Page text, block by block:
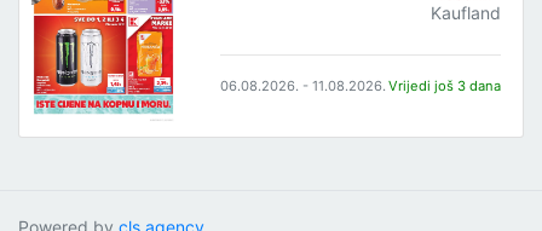
Kaufland
06.08.2026. - 11.08.2026. Vrijedi još 3 dana
Powered by cls.agency